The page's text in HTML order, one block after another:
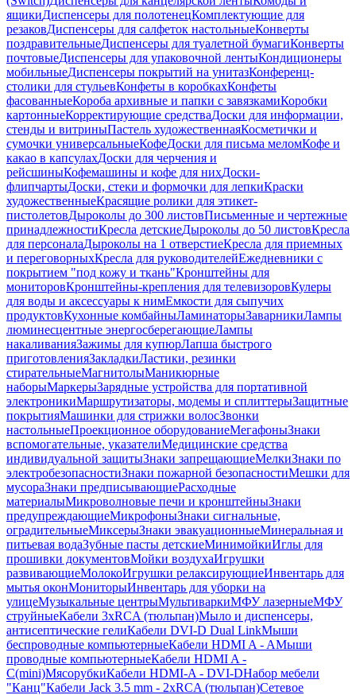
ящикиДиспенсеры для полотенецКомплектующие для
резаковДиспенсеры для салфеток настольныеКонверты
поздравительныеДиспенсеры для туалетной бумагиКонверты
почтовыеДиспенсеры для упаковочной лентыКондиционеры
мобильныеДиспенсеры покрытий на унитазКонференц-
столики для стульевКонфеты в коробкахКонфеты
фасованныеКороба архивные и папки с завязкамиКоробки
картонныеКорректирующие средстваДоски для информации,
стенды и витриныПастель художественнаяКосметички и
сумочки универсальныеКофеДоски для письма меломКофе и
какао в капсулахДоски для черчения и
рейсшиныКофемашины и кофе для нихДоски-
флипчартыДоски, стеки и формочки для лепкиКраски
художественныеКрасящие ролики для этикет-
пистолетовДыроколы до 300 листовПисьменные и чертежные
принадлежностиКресла детскиеДыроколы до 50 листовКресла
для персоналаДыроколы на 1 отверстиеКресла для приемных
и переговорныхКресла для руководителейЕжедневники с
покрытием "под кожу и ткань"Кронштейны для
мониторовКронштейны-крепления для телевизоровКулеры
для воды и аксессуары к нимЕмкости для сыпучих
продуктовКухонные комбайныЛаминаторыЗаварникиЛампы
люминесцентные энергосберегающиеЛампы
накаливанияЗажимы для купюрЛапша быстрого
приготовленияЗакладкиЛастики, резинки
стирательныеМагнитолыМаникюрные
наборыМаркерыЗарядные устройства для портативной
электроникиМаршрутизаторы, модемы и сплиттерыЗащитные
покрытияМашинки для стрижки волосЗвонки
настольныеПроекционное оборудованиеМегафоныЗнаки
вспомогательные, указателиМедицинские средства
индивидуальной защитыЗнаки запрещающиеМелкиЗнаки по
электробезопасностиЗнаки пожарной безопасностиМешки для
мусораЗнаки предписывающиеРасходные
материалыМикроволновые печи и кронштейныЗнаки
предупреждающиеМикрофоныЗнаки сигнальные,
оградительныеМиксерыЗнаки эвакуационныеМинеральная и
питьевая водаЗубные пасты детскиеМинимойкиИглы для
прошивки документовМойки воздухаИгрушки
развивающиеМолокоИгрушки релаксирующиеИнвентарь для
мытья оконМониторыИнвентарь для уборки на
улицеМузыкальные центрыМультиваркиМФУ лазерныеМФУ
струйныеКабели 3xRCA (тюльпан)Мыло и диспенсеры,
антисептические гелиКабели DVI-D Dual LinkМыши
беспроводные компьютерныеКабели HDMI A - AМыши
проводные компьютерныеКабели HDMI A -
C(mini)МясорубкиКабели HDMI-A - DVI-DНабор мебели
"Канц"Кабели Jack 3.5 mm - 2xRCA (тюльпан)Сетевое